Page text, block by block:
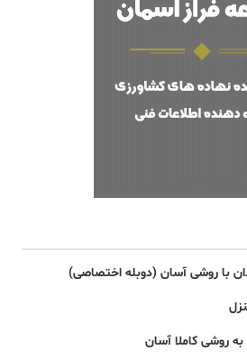
با روشی آسان (دوبله اختصاصی)
به روشی کاملا آسان